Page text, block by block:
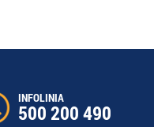
INFOLINIA
500 200 490